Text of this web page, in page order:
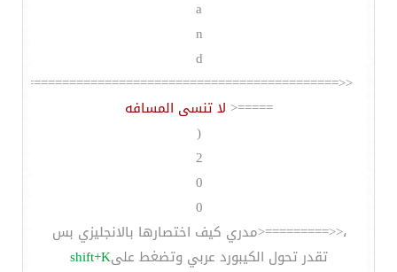
a
n
d
=====< لا تنسى المسافه
(
2
0
0
،<<=========<مدري كيف اختصارها بالانجليزي بس
تقدر تحول الكيبورد عربي وتضغط علىshift+K